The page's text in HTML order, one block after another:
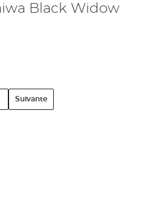
Black Widow
Suivante